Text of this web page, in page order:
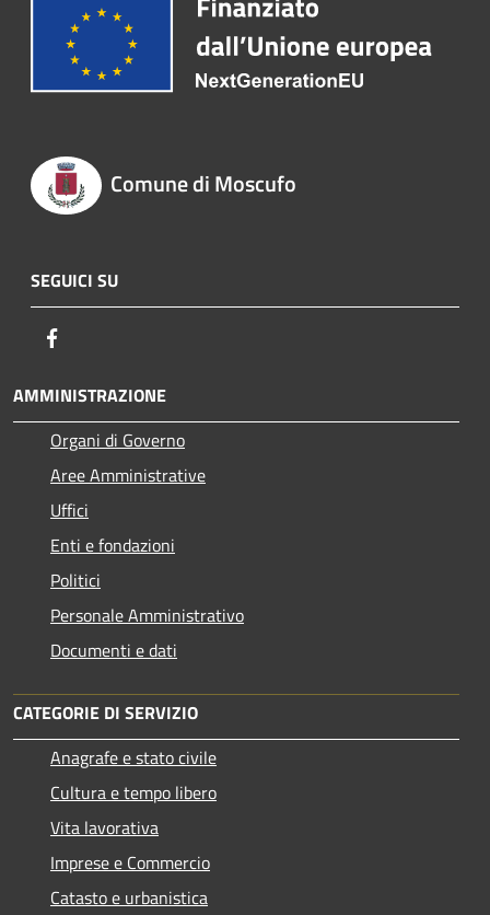
Comune di Moscufo
SEGUICI SU
AMMINISTRAZIONE
Organi di Governo
Aree Amministrative
Uffici
Enti e fondazioni
Politici
Personale Amministrativo
Documenti e dati
CATEGORIE DI SERVIZIO
Anagrafe e stato civile
Cultura e tempo libero
Vita lavorativa
Imprese e Commercio
Catasto e urbanistica